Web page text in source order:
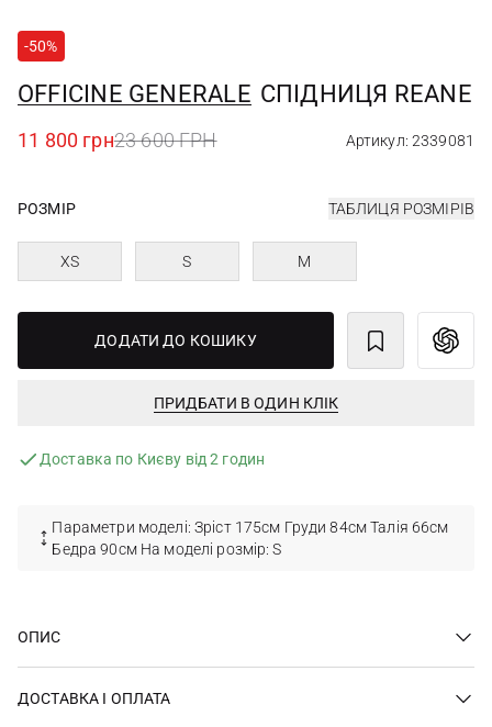
-50%
OFFICINE GENERALE СПІДНИЦЯ REANE
11 800 грн23 600 ГРН Артикул: 2339081
РОЗМІР ТАБЛИЦЯ РОЗМІРІВ
XS S M
ДОДАТИ ДО КОШИКУ
ПРИДБАТИ В ОДИН КЛІК
Доставка по Києву від 2 годин
Параметри моделі: Зріст 175см Груди 84см Талія 66см
Бедра 90см На моделі розмір: S
ОПИС
ДОСТАВКА І ОПЛАТА